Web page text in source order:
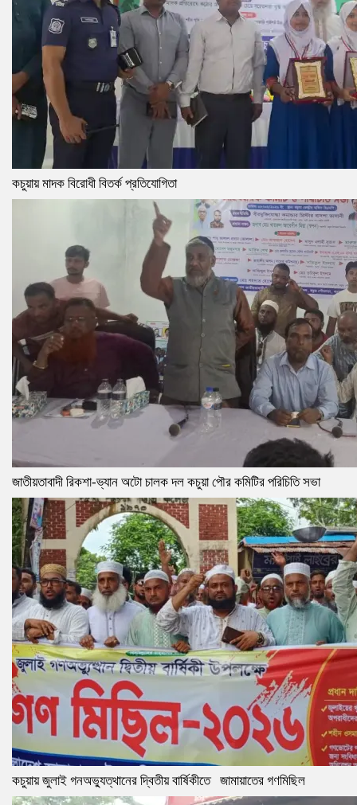
কচুয়ায় মাদক বিরোধী বিতর্ক প্রতিযোগিতা
জাতীয়তাবাদী রিকশা-ভ্যান অটো চালক দল কচুয়া পৌর কমিটির পরিচিতি সভা
কচুয়ায় জুলাই গনঅভ্যুত্থানের দ্বিতীয় বার্ষিকীতে জামায়াতের গণমিছিল